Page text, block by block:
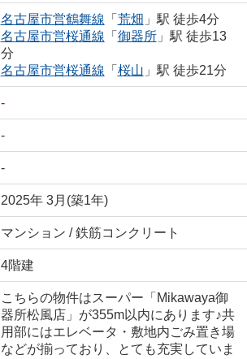
名古屋市営鶴舞線 「 荒畑 」駅 徒歩4分
名古屋市営桜通線 「 御器所」駅 徒歩13
分
名古屋市営桜通線 「 桜山 」駅 徒歩21分
-
-
-
2025年 3月(築1年)
マンション / 鉄筋コンクリート
4階建
こちらの物件はスーパー「Mikawaya御
器所松風店」が355m以内にあります♪共
用部にはエレベータ・敷地内ごみ置き場
などが揃っており、とても充実していま